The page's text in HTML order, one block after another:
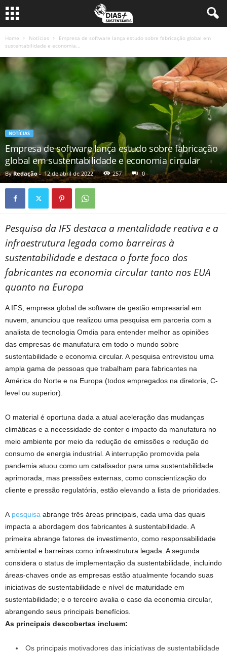
Home Notícias
Empresa de software lança estudo sobre fabricação global em
sustentabilidade e economia...
NOTÍCIAS
Empresa de software lança estudo sobre fabricação
global em sustentabilidade e economia circular
By Redação- 12 de abril de 2022 257 0
Pesquisa da IFS destaca a mentalidade reativa e a
infraestrutura legada como barreiras à
sustentabilidade e destaca o forte foco dos
fabricantes na economia circular tanto nos EUA
quanto na Europa
A IFS, empresa global de software de gestão empresarial em
nuvem, anunciou que realizou uma pesquisa em parceria com a
analista de tecnologia Omdia para entender melhor as opiniões
das empresas de manufatura em todo o mundo sobre
sustentabilidade e economia circular. A pesquisa entrevistou uma
ampla gama de pessoas que trabalham para fabricantes na
América do Norte e na Europa (todos empregados na diretoria, C-
level ou superior).
O material é oportuna dada a atual aceleração das mudanças
climáticas e a necessidade de conter o impacto da manufatura no
meio ambiente por meio da redução de emissões e redução do
consumo de energia industrial. A interrupção promovida pela
pandemia atuou como um catalisador para uma sustentabilidade
aprimorada, mas pressões externas, como conscientização do
cliente e pressão regulatória, estão elevando a lista de prioridades.
A pesquisa abrange três áreas principais, cada uma das quais
impacta a abordagem dos fabricantes à sustentabilidade. A
primeira abrange fatores de investimento, como responsabilidade
ambiental e barreiras como infraestrutura legada. A segunda
considera o status de implementação da sustentabilidade, incluindo
áreas-chaves onde as empresas estão atualmente focando suas
iniciativas de sustentabilidade e nível de maturidade em
sustentabilidade; e o terceiro avalia o caso da economia circular,
abrangendo seus principais benefícios.
As principais descobertas incluem:
Os principais motivadores das iniciativas de sustentabilidade